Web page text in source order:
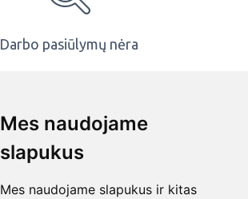
Mes naudojame
slapukus
Mes naudojame slapukus ir kitas
Darbo pasiūlymų nėra